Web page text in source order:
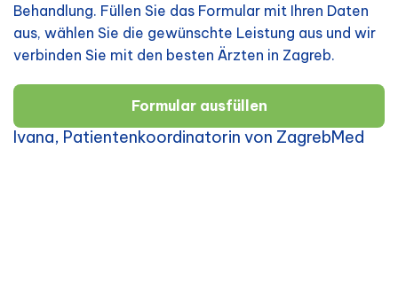
Behandlung. Füllen Sie das Formular mit Ihren Daten
aus, wählen Sie die gewünschte Leistung aus und wir
verbinden Sie mit den besten Ärzten in Zagreb.
Formular ausfüllen
Ivana, Patientenkoordinatorin von ZagrebMed